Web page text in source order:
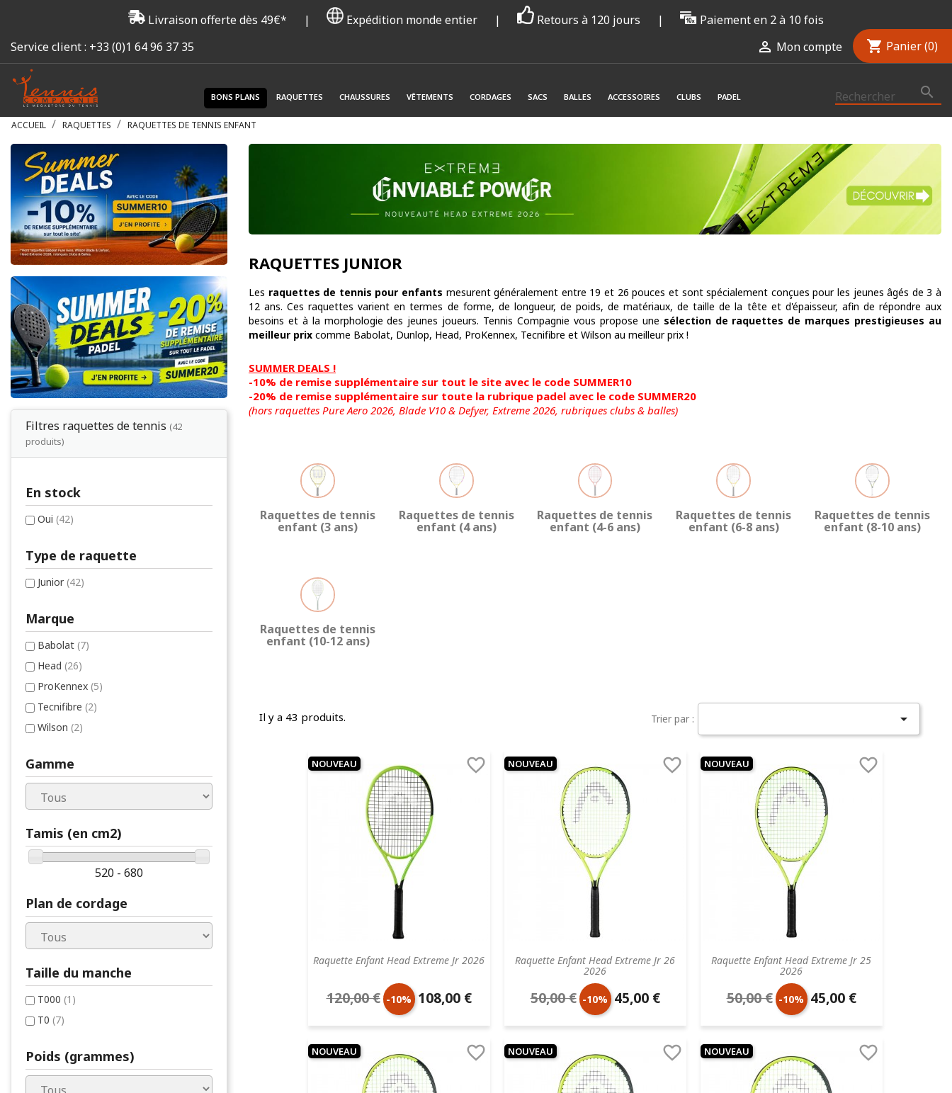
Livraison offerte dès 49€* | Expédition monde entier | Retours à 120 jours |
Paiement en 2 à 10 fois
Service client : +33 (0)1 64 96 37 35  Mon compte shopping_cart Panier (0)

BONS PLANS RAQUETTES CHAUSSURES VÊTEMENTS CORDAGES SACS BALLES ACCESSOIRES CLUBS PADEL
ACCUEIL RAQUETTES RAQUETTES DE TENNIS ENFANT
Filtres raquettes de tennis (42
produits)
En stock
Oui (42)
Type de raquette
Junior(42)
Marque
Babolat (7)
Head (26)
ProKennex (5)
Tecnifibre (2)
Wilson (2)
Gamme
Tamis (en cm2)
520 - 680
Plan de cordage
Taille du manche
T000 (1)
T0 (7)
Poids (grammes)
RAQUETTES JUNIOR
Les raquettes de tennis pour enfants mesurent généralement entre 19 et 26 pouces et sont spécialement conçues pour les jeunes âgés de 3 à
12 ans. Ces raquettes varient en termes de forme, de longueur, de poids, de matériaux, de taille de la tête et d'épaisseur, afin de répondre aux
besoins et à la morphologie des jeunes joueurs. Tennis Compagnie vous propose une sélection de raquettes de marques prestigieuses au
meilleur prix comme Babolat, Dunlop, Head, ProKennex, Tecnifibre et Wilson au meilleur prix !
SUMMER DEALS !
-10% de remise supplémentaire sur tout le site avec le code SUMMER10
-20% de remise supplémentaire sur toute la rubrique padel avec le code SUMMER20
(hors raquettes Pure Aero 2026, Blade V10 & Defyer, Extreme 2026, rubriques clubs & balles)
Raquettes de tennis
enfant (3 ans)
Raquettes de tennis
enfant (4 ans)
Raquettes de tennis
enfant (4-6 ans)
Raquettes de tennis
enfant (6-8 ans)
Raquettes de tennis
enfant (8-10 ans)
Raquettes de tennis
enfant (10-12 ans)
Il y a 43 produits. Trier par : 
Raquette Enfant Head Extreme Jr 2026

Prix
de
base
120,00 € -10% Prix
unitaire
108,00 €
NOUVEAU
Raquette Enfant Head Extreme Jr 26
2026

Prix
de
base
50,00 € -10% Prix
unitaire
45,00 €
NOUVEAU
Raquette Enfant Head Extreme Jr 25
2026

Prix
de
base
50,00 € -10% Prix
unitaire
45,00 €
NOUVEAU

NOUVEAU 
NOUVEAU 
NOUVEAU